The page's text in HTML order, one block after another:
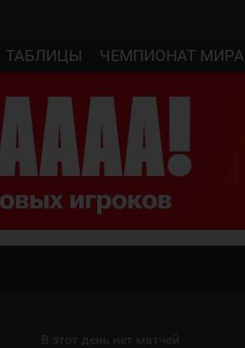
ТАБЛИЦЫ ЧЕМПИОНАТ МИРА
В этот день нет матчей